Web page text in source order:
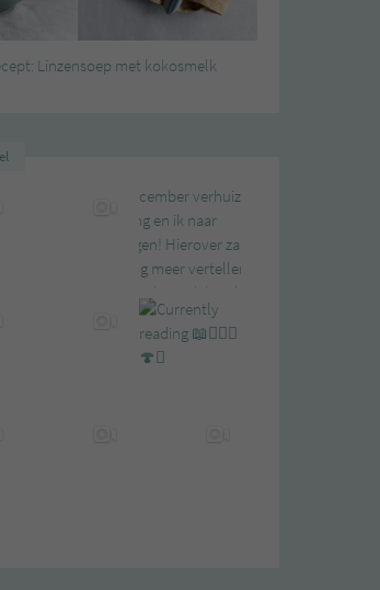
Linzensoep met kokosmelk